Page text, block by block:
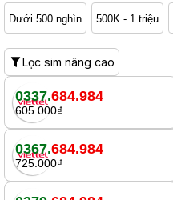
Dưới 500 nghìn 500K - 1 triệu
Lọc sim nâng cao
0337.684.984
605.000₫
0367.684.984
725.000₫